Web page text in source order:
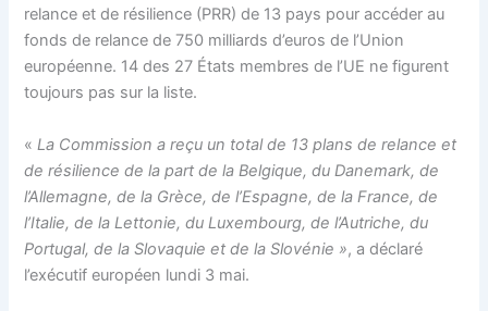
relance et de résilience (PRR) de 13 pays pour accéder au
fonds de relance de 750 milliards d’euros de l’Union
européenne. 14 des 27 États membres de l’UE ne figurent
toujours pas sur la liste.
«La Commission a reçu un total de 13 plans de relance et
de résilience de la part de la Belgique, du Danemark, de
l’Allemagne, de la Grèce, de l’Espagne, de la France, de
l’Italie, de la Lettonie, du Luxembourg, de l’Autriche, du
Portugal, de la Slovaquie et de la Slovénie », a déclaré
l’exécutif européen lundi 3 mai.